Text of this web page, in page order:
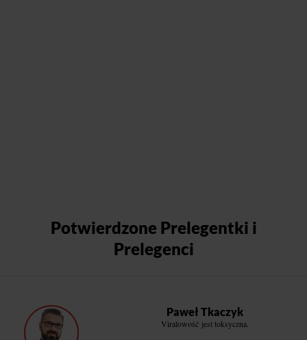
Potwierdzone Prelegentki i
Prelegenci
Paweł Tkaczyk
Viralowość jest toksyczna.